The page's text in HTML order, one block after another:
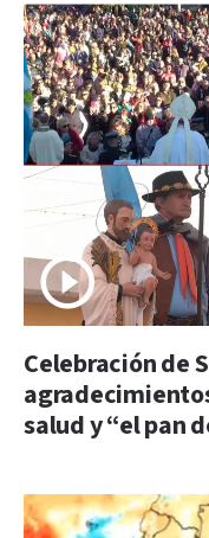
Celebración de
salud y “el pan